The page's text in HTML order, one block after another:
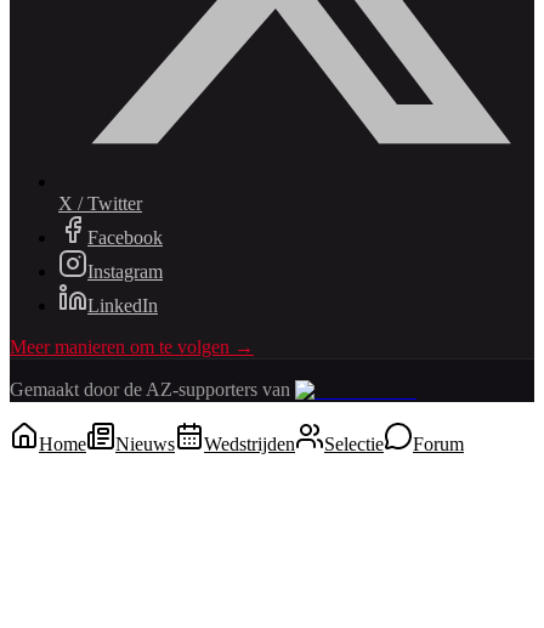
X / Twitter
Facebook
Instagram
LinkedIn
Meer manieren om te volgen →
Gemaakt door de AZ-supporters van
Home Nieuws Wedstrijden Selectie Forum